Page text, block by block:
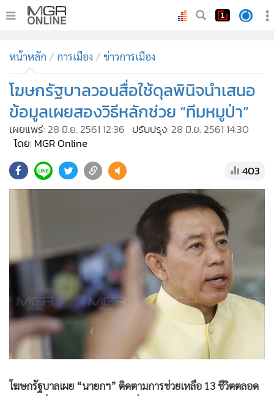
ทันเหตุการณ์
• ภาคใต้
• ภูมิภาค
Online Section
บันเทิง
• ผู้จัดการรายวัน
• คอลัมนิสต์
• ผู้จัดกวน
Good health & Well-being
•
Green Innovation & SD
Management & HR
MGR Live
Infographic
• ท่องเที่ยว
หน้าหลัก การเมือง ข่าวการเมือง
โฆษกรัฐบาลวอนสื่อใช้ดุลพินิจนำเสนอ
ข้อมูลเผยสองวิธีหลักช่วย “ทีมหมูป่า”
เผยแพร่: 28 มิ.ย. 2561 12:36 ปรับปรุง: 28 มิ.ย. 2561 14:30
โดย: MGR Online
403
โฆษกรัฐบาลเผย “นายกฯ” ติดตามการช่วยเหลือ 13 ชีวิตตลอด